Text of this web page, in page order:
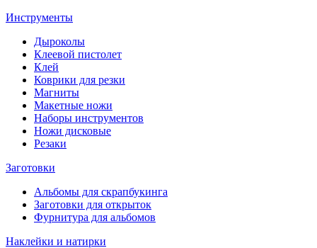
Инструменты
Дыроколы
Клеевой пистолет
Клей
Коврики для резки
Магниты
Макетные ножи
Наборы инструментов
Ножи дисковые
Резаки
Заготовки
Альбомы для скрапбукинга
Заготовки для открыток
Фурнитура для альбомов
Наклейки и натирки